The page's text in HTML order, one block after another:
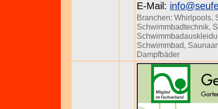
E-Mail:
Branchen: Whirlpools,
Schwimmbadtechnik,
Schwimmbad,
Dampfbäder